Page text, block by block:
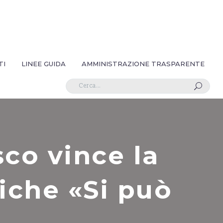
LINEE GUIDA AMMINISTRAZIONE TRASPARENTE
U
vince la
«Si può